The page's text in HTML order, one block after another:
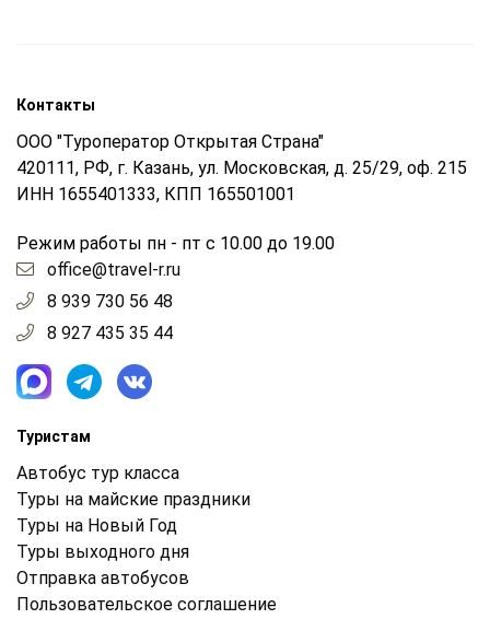
Контакты
ООО "Туроператор Открытая Страна"
420111, РФ, г. Казань, ул. Московская, д. 25/29, оф. 215
ИНН 1655401333, КПП 165501001
Режим работы пн - пт с 10.00 до 19.00
office@travel-r.ru
8 939 730 56 48
8 927 435 35 44
Туристам
Автобус тур класса
Туры на майские праздники
Туры на Новый Год
Туры выходного дня
Отправка автобусов
Пользовательское соглашение